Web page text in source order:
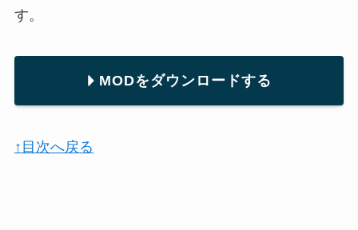
す。
MODをダウンロードする
↑目次へ戻る